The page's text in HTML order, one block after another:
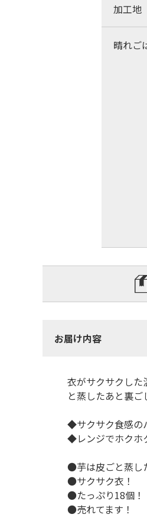
加工地
晴れご
お届け内容
衣がサクサクした
と蒸したあと裏ご
◆サクサク食感の
◆レンジでホクホ
●芋は皮ごと蒸し
●サクサク衣！
●たっぷり18個！
●売れてます！